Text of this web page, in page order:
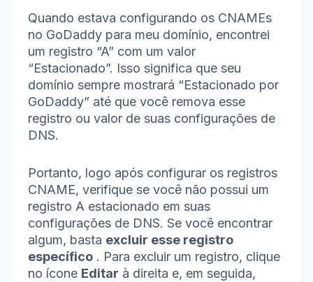
Quando estava configurando os CNAMEs
no GoDaddy para meu domínio, encontrei
um registro “A” com um valor
“Estacionado”. Isso significa que seu
domínio sempre mostrará “Estacionado por
GoDaddy” até que você remova esse
registro ou valor de suas configurações de
DNS.
Portanto, logo após configurar os registros
CNAME, verifique se você não possui um
registro A estacionado em suas
configurações de DNS. Se você encontrar
algum, basta excluir esse registro
específico . Para excluir um registro, clique
no ícone Editar à direita e, em seguida,